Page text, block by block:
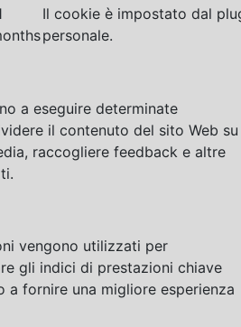
Il cookie è impostato dal
personale.
a eseguire determinate
il contenuto del sito Web su
raccogliere feedback e altre
vengono utilizzati per
gli indici di prestazioni chiave
a fornire una migliore esperienza